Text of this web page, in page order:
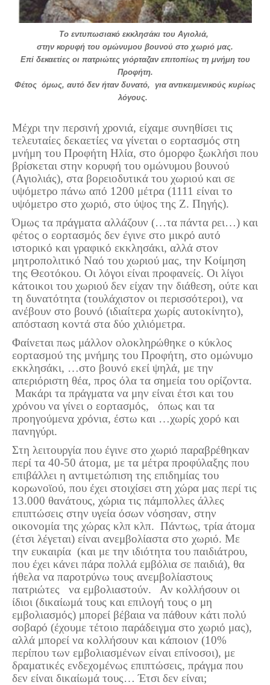
Ανακοινώσεις
Η ιστοσελίδα μας
Χάρτης του Site (Sitemap)
Τα Νέα
Αυτοί που έφυγαν για πάντα
Γάμοι - Γεννήσεις - Βαπτίσεις
Επιτυχίες - Διακρίσεις
Μηνύματα Επισκεπτών
παλιά αρχειοθετημένα
Λαογραφία
Πολιτιστικά
Οπτικοακουστικά
Φωτορεπορτάζ
Δημοτικά Τραγούδια
Albums Φωτογραφιών
Παλιές Φωτογραφίες του 1930
Πετρόκτιστα Σπίτια - Εκκλησίες
Πανοραμικές φωτογραφίες
Σύνδεσμοι
Το εντυπωσιακό εκκλησάκι του Αγιολιά,
στην κορυφή του ομώνυμου βουνού στο χωριό μας.
Επί δεκαετίες οι πατριώτες γιόρταζαν επιτοπίως τη μνήμη του
Προφήτη.
Φέτος όμως, αυτό δεν ήταν δυνατό, για αντικειμενικούς κυρίως
λόγους.
Μέχρι την περσινή χρονιά, είχαμε συνηθίσει τις
τελευταίες δεκαετίες να γίνεται ο εορτασμός στη
μνήμη του Προφήτη Ηλία, στο όμορφο ξωκλήσι που
βρίσκεται στην κορυφή του ομώνυμου βουνού
(Αγιολιάς), στα βορειοδυτικά του χωριού και σε
υψόμετρο πάνω από 1200 μέτρα (1111 είναι το
υψόμετρο στο χωριό, στο ύψος της Ζ. Πηγής).
Όμως τα πράγματα αλλάζουν (…τα πάντα ρει…) και
φέτος ο εορτασμός δεν έγινε στο μικρό αυτό
ιστορικό και γραφικό εκκλησάκι, αλλά στον
μητροπολιτικό Ναό του χωριού μας, την Κοίμηση
της Θεοτόκου. Οι λόγοι είναι προφανείς. Οι λίγοι
κάτοικοι του χωριού δεν είχαν την διάθεση, ούτε και
τη δυνατότητα (τουλάχιστον οι περισσότεροι), να
ανέβουν στο βουνό (ιδιαίτερα χωρίς αυτοκίνητο),
απόσταση κοντά στα δύο χιλιόμετρα.
Φαίνεται πως μάλλον ολοκληρώθηκε ο κύκλος
εορτασμού της μνήμης του Προφήτη, στο ομώνυμο
εκκλησάκι, …στο βουνό εκεί ψηλά, με την
απεριόριστη θέα, προς όλα τα σημεία του ορίζοντα.
Μακάρι τα πράγματα να μην είναι έτσι και του
χρόνου να γίνει ο εορτασμός, όπως και τα
προηγούμενα χρόνια, έστω και …χωρίς χορό και
πανηγύρι.
Στη λειτουργία που έγινε στο χωριό παραβρέθηκαν
περί τα 40-50 άτομα, με τα μέτρα προφύλαξης που
επιβάλλει η αντιμετώπιση της επιδημίας του
κορωνοϊού, που έχει στοιχίσει στη χώρα μας περί τις
13.000 θανάτους, χώρια τις πάμπολλες άλλες
επιπτώσεις στην υγεία όσων νόσησαν, στην
οικονομία της χώρας κλπ κλπ. Πάντως, τρία άτομα
(έτσι λέγεται) είναι ανεμβολίαστα στο χωριό. Με
την ευκαιρία (και με την ιδιότητα του παιδιάτρου,
που έχει κάνει πάρα πολλά εμβόλια σε παιδιά), θα
ήθελα να παροτρύνω τους ανεμβολίαστους
πατριώτες να εμβολιαστούν. Αν κολλήσουν οι
ίδιοι (δικαίωμά τους και επιλογή τους ο μη
εμβολιασμός) μπορεί βέβαια να πάθουν κάτι πολύ
σοβαρό (έχουμε τέτοιο παράδειγμα στο χωριό μας),
αλλά μπορεί να κολλήσουν και κάποιον (10%
περίπου των εμβολιασμένων είναι επίνοσοι), με
δραματικές ενδεχομένως επιπτώσεις, πράγμα που
δεν είναι δικαίωμά τους… Έτσι δεν είναι;